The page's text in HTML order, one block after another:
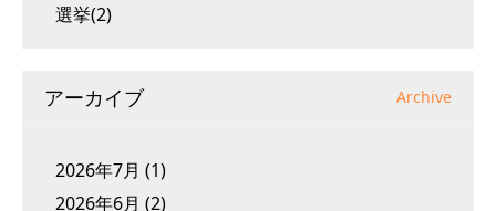
選挙(2)
アーカイブ Archive
2026年7月 (1)
2026年6月 (2)